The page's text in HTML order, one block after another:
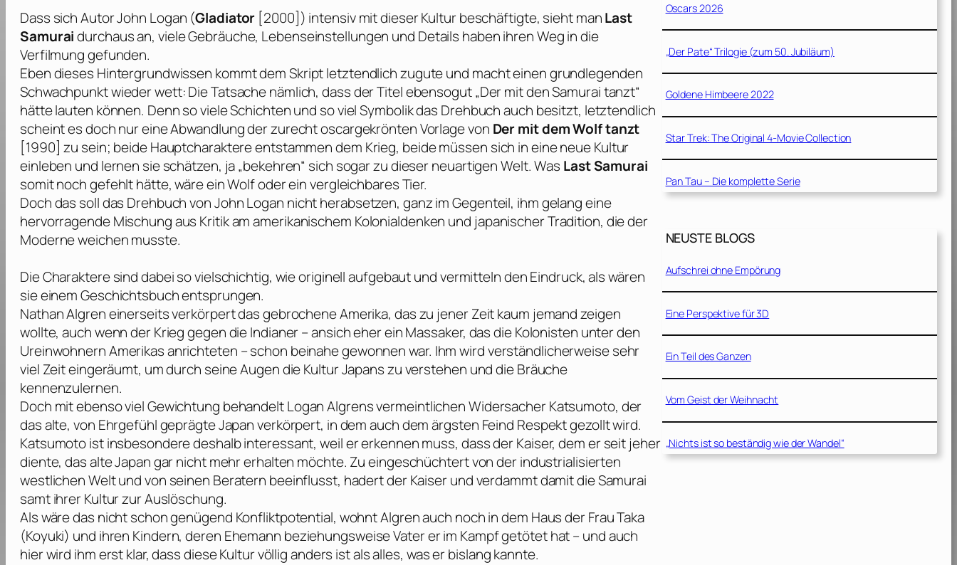
Dass sich AutorJohn Logan (Gladiator [2000]) intensiv mit dieser Kultur beschäftigte, sieht manLast
Samuraidurchaus an, viele Gebräuche, Lebenseinstellungen und Details haben ihren Weg in die
Verfilmung gefunden.
Eben dieses Hintergrundwissen kommt dem Skript letztendlich zugute und macht einen grundlegenden
Schwachpunkt wieder wett: Die Tatsache nämlich, dass der Titel ebensogut „Der mit den Samurai tanzt“
hätte lauten können. Denn so viele Schichten und so viel Symbolik das Drehbuch auch besitzt, letztendlich
scheint es doch nur eine Abwandlung der zurecht oscargekrönten Vorlage von Der mit dem Wolf tanzt
[1990] zu sein; beide Hauptcharaktere entstammen dem Krieg, beide müssen sich in eine neue Kultur
einleben und lernen sie schätzen, ja „bekehren“ sich sogar zu dieser neuartigen Welt. Was Last Samurai
somit noch gefehlt hätte, wäre ein Wolf oder ein vergleichbares Tier.
Doch das soll das Drehbuch vonJohn Logan nicht herabsetzen, ganz im Gegenteil, ihm gelang eine
hervorragende Mischung aus Kritik am amerikanischem Kolonialdenken und japanischer Tradition, die der
Moderne weichen musste.
Die Charaktere sind dabei so vielschichtig, wie originell aufgebaut und vermitteln den Eindruck, als wären
sie einem Geschichtsbuch entsprungen.
Nathan Algren einerseits verkörpert das gebrochene Amerika, das zu jener Zeit kaum jemand zeigen
wollte, auch wenn der Krieg gegen die Indianer – ansich eher ein Massaker, das die Kolonisten unter den
Ureinwohnern Amerikas anrichteten – schon beinahe gewonnen war. Ihm wird verständlicherweise sehr
viel Zeit eingeräumt, um durch seine Augen die Kultur Japans zu verstehen und die Bräuche
kennenzulernen.
Doch mit ebenso viel Gewichtung behandeltLoganAlgrens vermeintlichen Widersacher Katsumoto, der
das alte, von Ehrgefühl geprägte Japan verkörpert, in dem auch dem ärgsten Feind Respekt gezollt wird.
Katsumoto ist insbesondere deshalb interessant, weil er erkennen muss, dass der Kaiser, dem er seit jeher
diente, das alte Japan gar nicht mehr erhalten möchte. Zu eingeschüchtert von der industrialisierten
westlichen Welt und von seinen Beratern beeinflusst, hadert der Kaiser und verdammt damit die Samurai
samt ihrer Kultur zur Auslöschung.
Als wäre das nicht schon genügend Konfliktpotential, wohnt Algren auch noch in dem Haus der Frau Taka
(Koyuki) und ihren Kindern, deren Ehemann beziehungsweise Vater er im Kampf getötet hat – und auch
hier wird ihm erst klar, dass diese Kultur völlig anders ist als alles, was er bislang kannte.
Oscars 2026
„Der Pate“ Trilogie (zum 50. Jubiläum)
Goldene Himbeere 2022
Star Trek: The Original 4-Movie Collection
Pan Tau – Die komplette Serie
NEUSTE BLOGS
Aufschrei ohne Empörung
Eine Perspektive für 3D
Ein Teil des Ganzen
Vom Geist der Weihnacht
„Nichts ist so beständig wie der Wandel“